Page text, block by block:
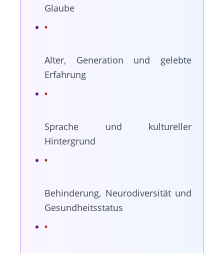
Glaube
Alter, Generation und gelebte
Erfahrung
Sprache und kultureller
Hintergrund
Behinderung, Neurodiversität und
Gesundheitsstatus